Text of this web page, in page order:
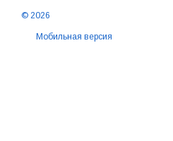
© 2026
Мобильная версия